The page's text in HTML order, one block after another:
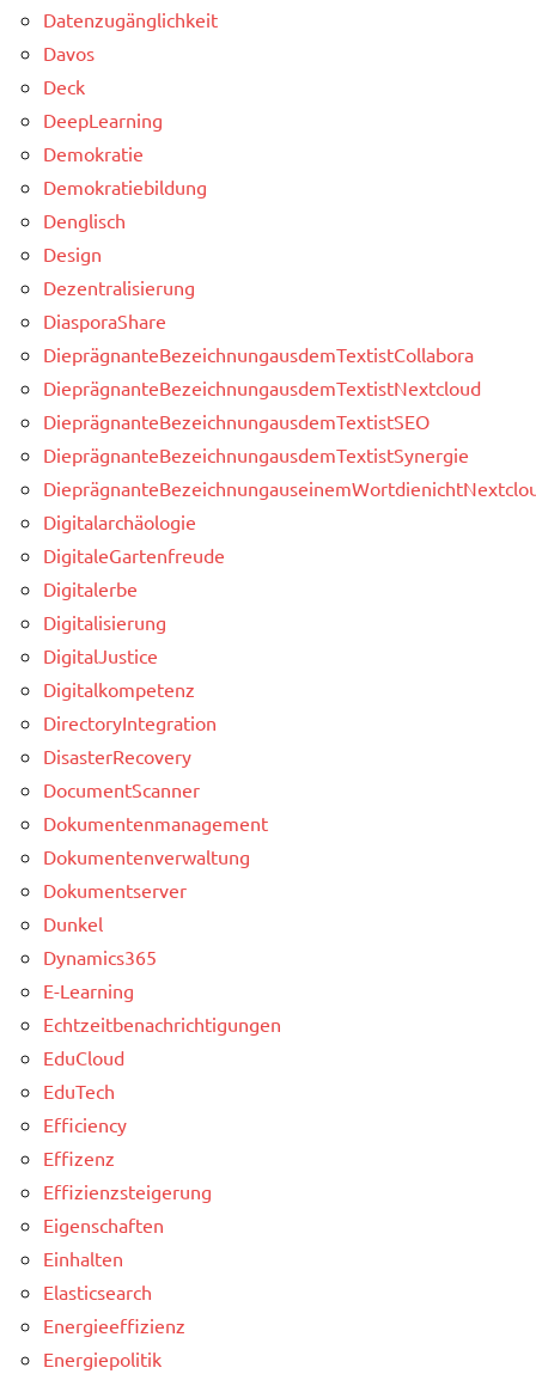
Datenzugänglichkeit
Davos
Deck
DeepLearning
Demokratie
Demokratiebildung
Denglisch
Design
Dezentralisierung
DiasporaShare
DieprägnanteBezeichnungausdemTextistCollabora
DieprägnanteBezeichnungausdemTextistNextcloud
DieprägnanteBezeichnungausdemTextistSEO
DieprägnanteBezeichnungausdemTextistSynergie
Digitalarchäologie
DigitaleGartenfreude
Digitalerbe
Digitalisierung
DigitalJustice
Digitalkompetenz
DirectoryIntegration
DisasterRecovery
DocumentScanner
Dokumentenmanagement
Dokumentenverwaltung
Dokumentserver
Dunkel
Dynamics365
E-Learning
Echtzeitbenachrichtigungen
EduCloud
EduTech
Efficiency
Effizenz
Effizienzsteigerung
Eigenschaften
Einhalten
Elasticsearch
Energieeffizienz
Energiepolitik